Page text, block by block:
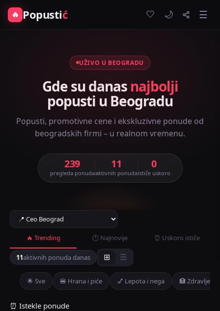
🔥 Popustić 🤍 🌙 ☰
UŽIVO U BEOGRADU
Gde su danas najbolji
popusti u Beogradu
Popusti, promotivne cene i ekskluzivne ponude od
beogradskih firmi – u realnom vremenu.
239
pregleda ponuda
11
aktivnih ponuda
0
ističe uskoro
🔥 Trending 🕐 Najnovije ⏰ Uskoro ističe
11aktivnih ponuda danas ⊞ ☰
🌟 Sve 🍔 Hrana i piće 💅 Lepota i nega 🏥 Zdravlje
⏰ Istekle ponude